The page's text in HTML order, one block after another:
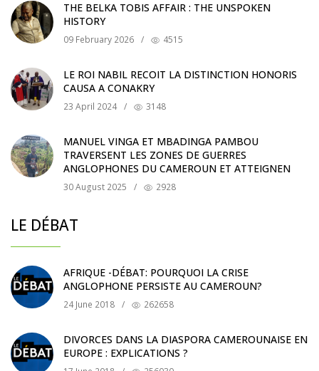
THE BELKA TOBIS AFFAIR : THE UNSPOKEN
HISTORY
09 February 2026 / 4515
LE ROI NABIL RECOIT LA DISTINCTION HONORIS
CAUSA A CONAKRY
23 April 2024 / 3148
MANUEL VINGA ET MBADINGA PAMBOU
TRAVERSENT LES ZONES DE GUERRES
ANGLOPHONES DU CAMEROUN ET ATTEIGNEN
30 August 2025 / 2928
LE DÉBAT
AFRIQUE -DÉBAT: POURQUOI LA CRISE
ANGLOPHONE PERSISTE AU CAMEROUN?
24 June 2018 / 262658
DIVORCES DANS LA DIASPORA CAMEROUNAISE EN
EUROPE : EXPLICATIONS ?